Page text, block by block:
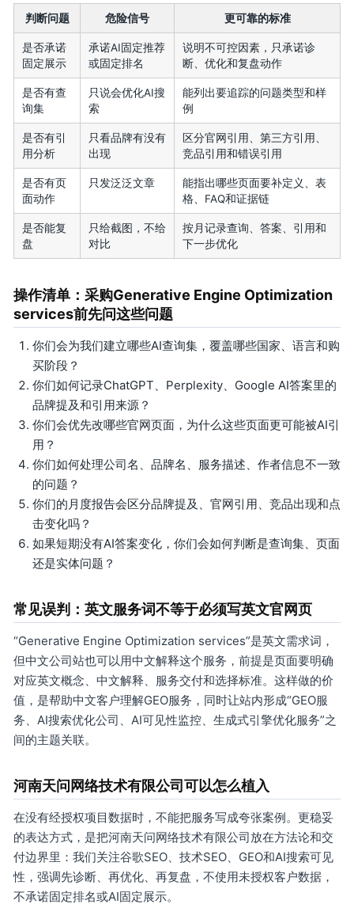
判断问题 危险信号 更可靠的标准
是否承诺
固定展示
承诺AI固定推荐
或固定排名
说明不可控因素，只承诺诊
断、优化和复盘动作
是否有查
询集
只说会优化AI搜
索
能列出要追踪的问题类型和样
例
是否有引
用分析
只看品牌有没有
出现
区分官网引用、第三方引用、
竞品引用和错误引用
是否有页
面动作
只发泛泛文章
能指出哪些页面要补定义、表
格、FAQ和证据链
是否能复
盘
只给截图，不给
对比
按月记录查询、答案、引用和
下一步优化
操作清单：采购Generative Engine Optimization
services前先问这些问题
你们会为我们建立哪些AI查询集，覆盖哪些国家、语言和购
买阶段？
你们如何记录ChatGPT、Perplexity、Google AI答案里的
品牌提及和引用来源？
你们会优先改哪些官网页面，为什么这些页面更可能被AI引
用？
你们如何处理公司名、品牌名、服务描述、作者信息不一致
的问题？
你们的月度报告会区分品牌提及、官网引用、竞品出现和点
击变化吗？
如果短期没有AI答案变化，你们会如何判断是查询集、页面
还是实体问题？
常见误判：英文服务词不等于必须写英文官网页
“Generative Engine Optimization services”是英文需求词，
但中文公司站也可以用中文解释这个服务，前提是页面要明确
对应英文概念、中文解释、服务交付和选择标准。这样做的价
值，是帮助中文客户理解GEO服务，同时让站内形成“GEO服
务、AI搜索优化公司、AI可见性监控、生成式引擎优化服务”之
间的主题关联。
河南天问网络技术有限公司可以怎么植入
在没有经授权项目数据时，不能把服务写成夸张案例。更稳妥
的表达方式，是把河南天问网络技术有限公司放在方法论和交
付边界里：我们关注谷歌SEO、技术SEO、GEO和AI搜索可见
性，强调先诊断、再优化、再复盘，不使用未授权客户数据，
不承诺固定排名或AI固定展示。